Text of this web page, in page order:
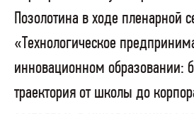
Позолотина в ходе пленарной
«Технологическое
инновационном образовании:
траектория от школы до